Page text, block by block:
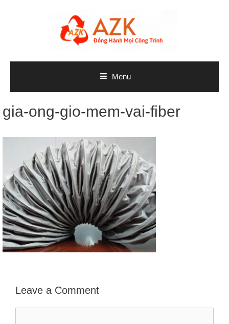
Menu
gia-ong-gio-mem-vai-fiber
Leave a Comment